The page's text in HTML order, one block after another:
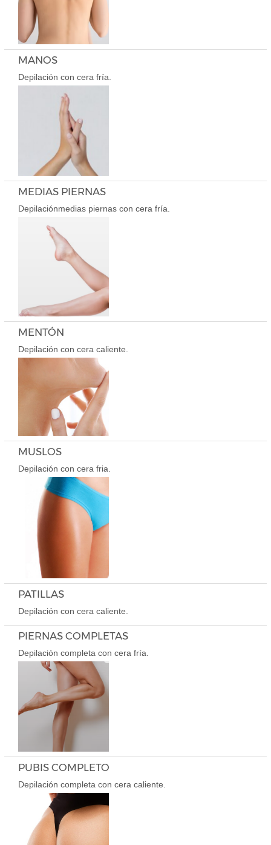
MANOS
Depilación con cera fría.
MEDIAS PIERNAS
Depilaciónmedias piernas con cera fría.
MENTÓN
Depilación con cera caliente.
MUSLOS
Depilación con cera fria.
PATILLAS
Depilación con cera caliente.
PIERNAS COMPLETAS
Depilación completa con cera fría.
PUBIS COMPLETO
Depilación completa con cera caliente.